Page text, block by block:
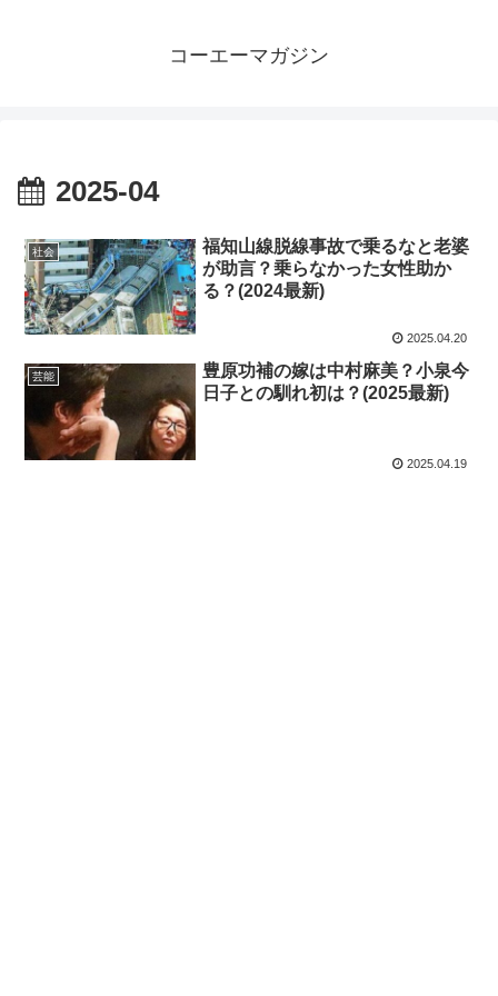
コーエーマガジン
2025-04
社会
福知山線脱線事故で乗るなと老婆
が助言？乗らなかった女性助か
る？(2024最新)
2025.04.20
芸能
豊原功補の嫁は中村麻美？小泉今
日子との馴れ初は？(2025最新)
2025.04.19